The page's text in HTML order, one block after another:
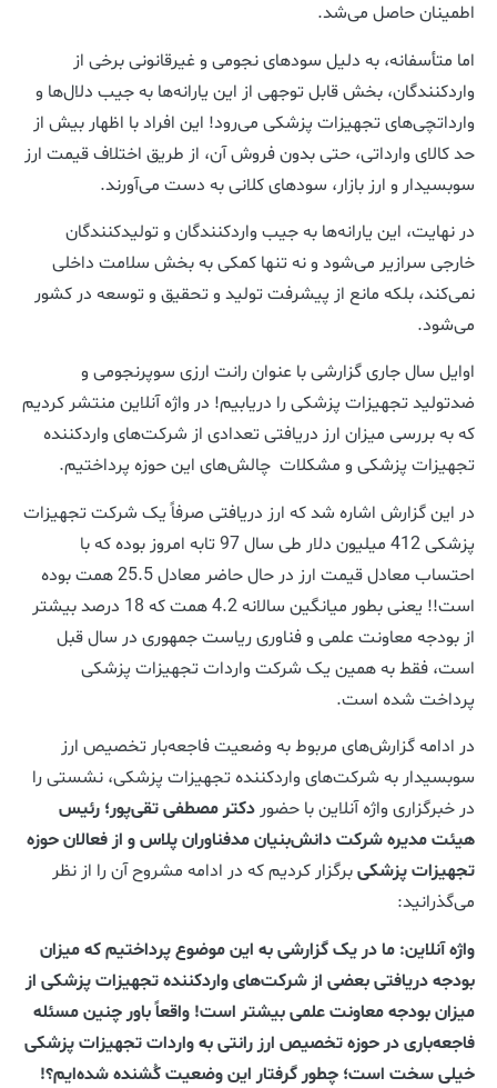
اطمینان حاصل می‌شد.
اما متأسفانه، به دلیل سودهای نجومی و غیرقانونی برخی از
واردکنندگان، بخش قابل توجهی از این یارانه‌ها به جیب دلال‌ها و
وارداتچی‌های تجهیزات پزشکی می‌رود! این افراد با اظهار بیش از
حد کالای وارداتی، حتی بدون فروش آن، از طریق اختلاف قیمت ارز
سوبسیدار و ارز بازار، سودهای کلانی به دست می‌آورند.
در نهایت، این یارانه‌ها به جیب واردکنندگان و تولیدکنندگان
خارجی سرازیر می‌شود و نه تنها کمکی به بخش سلامت داخلی
نمی‌کند، بلکه مانع از پیشرفت تولید و تحقیق و توسعه در کشور
می‌شود.
اوایل سال جاری گزارشی با عنوان رانت ارزی سوپرنجومی و
ضدتولید تجهیزات پزشکی را دریابیم! در واژه آنلاین منتشر کردیم
که به بررسی میزان ارز دریافتی تعدادی از شرکت‌های واردکننده
تجهیزات پزشکی و مشکلات چالش‌های این حوزه پرداختیم.
در این گزارش اشاره شد که ارز دریافتی صرفاً یک شرکت تجهیزات
پزشکی 412 میلیون دلار طی سال 97 تابه امروز بوده که با
احتساب معادل قیمت ارز در حال حاضر معادل 25.5 همت بوده
است!! یعنی بطور میانگین سالانه 4.2 همت که 18 درصد بیشتر
از بودجه معاونت علمی و فناوری ریاست جمهوری در سال قبل
است، فقط به همین یک شرکت واردات تجهیزات پزشکی
پرداخت شده است.
در ادامه گزارش‌های مربوط به وضعیت فاجعه‌بار تخصیص ارز
سوبسید‌ار به شرکت‌های واردکننده تجهیزات پزشکی، نشستی را
در خبرگزاری واژه آنلاین با حضور دکتر مصطفی تقی‌پور؛ رئیس
هیئت مدیره شرکت دانش‌‌بنیان مدفناوران پلاس و از فعالان حوزه
تجهیزات پزشکیبرگزار کردیم که در ادامه مشروح آن را از نظر
می‌گذرانید:
واژه آنلاین: ما در یک گزارشی به این موضوع پرداختیم که میزان
بودجه دریافتی بعضی از شرکت‌های واردکننده تجهیزات پزشکی از
میزان بودجه معاونت علمی بیشتر است! واقعاً باور چنین مسئله
فاجعه‌باری در حوزه تخصیص ارز رانتی به واردات تجهیزات پزشکی
خیلی سخت است؛ چطور گرفتار این وضعیت کُشنده شده‌ایم؟!